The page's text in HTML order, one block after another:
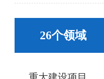
26个领域